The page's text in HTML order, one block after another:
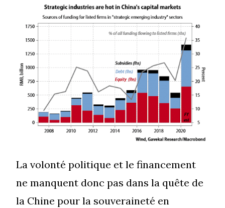
La volonté politique et le financement
ne manquent donc pas dans la quête de
la Chine pour la souveraineté en